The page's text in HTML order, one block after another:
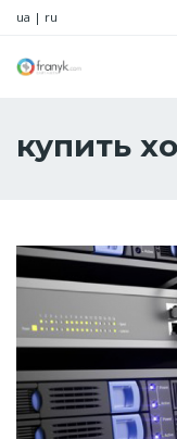
ua | ru
купить